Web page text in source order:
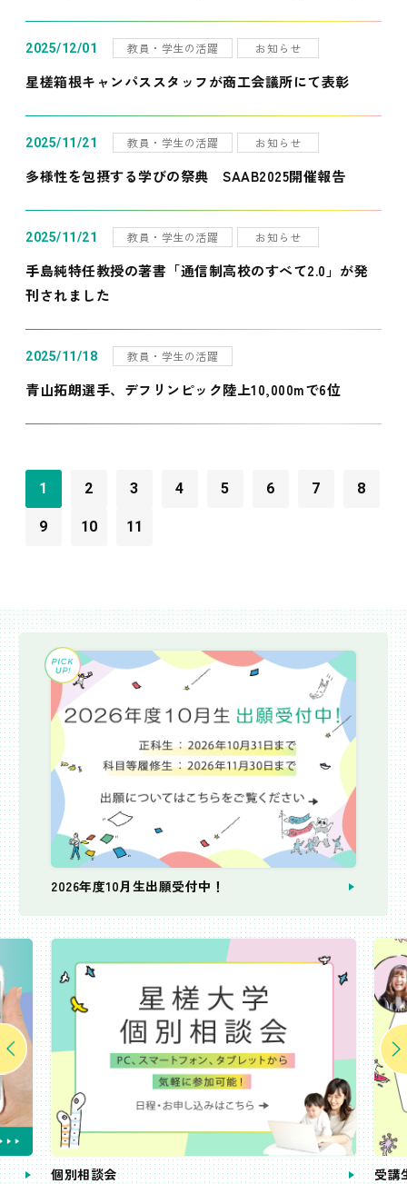
2025/12/01 教員・学生の活躍 お知らせ
星槎箱根キャンパススタッフが商工会議所にて表彰
2025/11/21 教員・学生の活躍 お知らせ
多様性を包摂する学びの祭典 SAAB2025開催報告
2025/11/21 教員・学生の活躍 お知らせ
手島純特任教授の著書「通信制高校のすべて2.0」が発
刊されました
2025/11/18 教員・学生の活躍
青山拓朗選手、デフリンピック陸上10,000mで6位
1 2 3 4 5 6 7 8
9 10 11
2026年度10月生出願受付中！
個別相談会 受講